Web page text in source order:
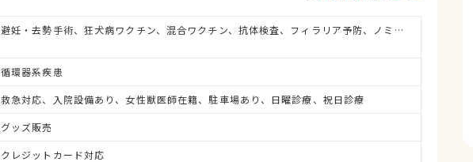
避妊・去勢手術、狂犬病ワクチン、混合ワクチン、抗体検査、フィラリア予防、ノミ・ダニ予防、マイクロチップ対応、健康診断、各種検査、外科手術
循環器系疾患
救急対応、入院設備あり、女性獣医師在籍、駐車場あり、日曜診療、祝日診療
グッズ販売
クレジットカード対応